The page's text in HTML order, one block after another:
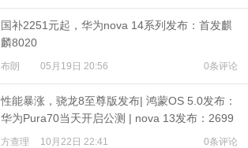
国补2251元起，华为nova 14系列发布：首发麒
麟8020
布朗 05月19日 20:56 0条评论
性能暴涨，骁龙8至尊版发布| 鸿蒙OS 5.0发布：
华为Pura70当天开启公测 | nova 13发布：2699
元起
方查理 10月22日 22:41 0条评论